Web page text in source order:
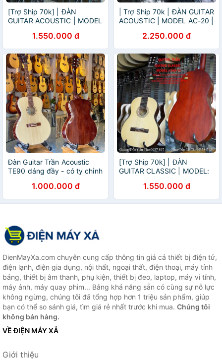
[Trợ Ship 70k] | ĐÀN
GUITAR ACOUSTIC | MODEL
TRẦN NỔI TIẾNG
1.550.000 đ
| Trợ Ship 70k | ĐÀN GUITAR
ACOUSTIC | MODEL AC-20 |
2.250.000 đ
Đàn Guitar Trần Acoustic
TE90 dáng đầy - có ty chỉnh
1.000.000 đ
[Trợ Ship 70k] | ĐÀN
GUITAR CLASSIC | MODEL:
TRẦN NỔI TIẾNG
1.550.000 đ
DienMayXa.com chuyên cung cấp thông tin giá cả thiết bị điện tử,
điện lạnh, điện gia dụng, nội thất, ngoại thất, điện thoại, máy tính
bảng, thiết bị âm thanh, phụ kiện, thiết bị đeo, laptop, máy vi tính,
máy ảnh, máy quay phim... Bằng khả năng sẵn có cùng sự nỗ lực
không ngừng, chúng tôi đã tổng hợp hơn 1 triệu sản phẩm, giúp
bạn có thể so sánh giá, tìm giá rẻ nhất trước khi mua. Chúng tôi
không bán hàng.
VỀ ĐIỆN MÁY XẢ
Giới thiệu